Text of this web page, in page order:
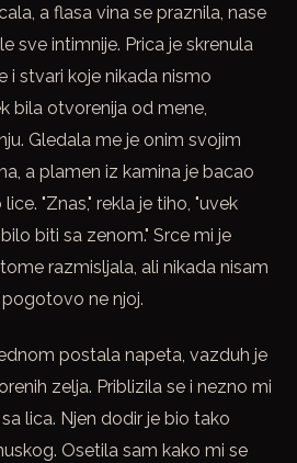
a flasa vina se praznila, nase
sve intimnije. Prica je skrenula
i stvari koje nikada nismo
bila otvorenija od mene,
Gledala me je onim svojim
a plamen iz kamina je bacao
"Znas," rekla je tiho, "uvek
biti sa zenom." Srce mi je
razmisljala, ali nikada nisam
ne njoj.
postala napeta, vazduh je
zelja. Priblizila se i nezno mi
lica. Njen dodir je bio tako
Osetila sam kako mi se